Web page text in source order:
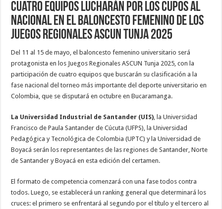
Cuatro equipos lucharán por los cupos al
Nacional en el baloncesto femenino de los
Juegos Regionales ASCUN Tunja 2025
Del 11 al 15 de mayo, el baloncesto femenino universitario será
protagonista en los Juegos Regionales ASCUN Tunja 2025, con la
participación de cuatro equipos que buscarán su clasificación a la
fase nacional del torneo más importante del deporte universitario en
Colombia, que se disputará en octubre en Bucaramanga.
La Universidad Industrial de Santander (UIS), la Universidad
Francisco de Paula Santander de Cúcuta (UFPS), la Universidad
Pedagógica y Tecnológica de Colombia (UPTC) y la Universidad de
Boyacá serán los representantes de las regiones de Santander, Norte
de Santander y Boyacá en esta edición del certamen.
El formato de competencia comenzará con una fase todos contra
todos. Luego, se establecerá un ranking general que determinará los
cruces: el primero se enfrentará al segundo por el título y el tercero al